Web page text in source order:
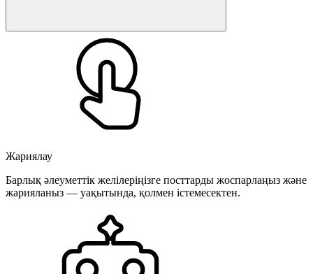
Жариялау
Барлық әлеуметтік желілеріңізге посттарды жоспарлаңыз және
жарияланыз — уақытында, қолмен істемесектен.